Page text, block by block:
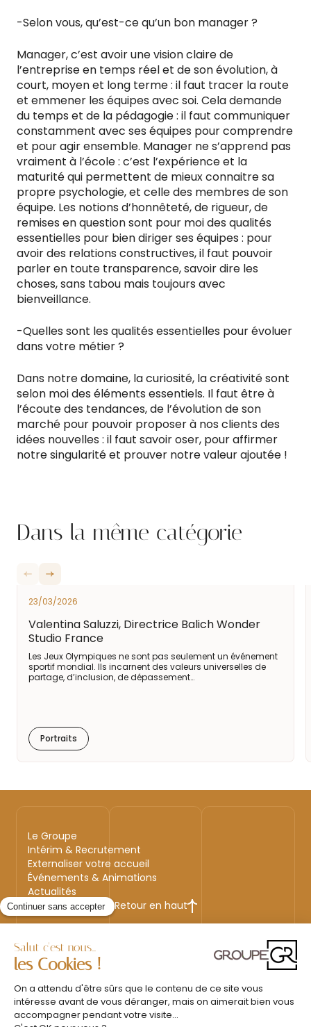
-Selon vous, qu’est-ce qu’un bon manager ?
Manager, c’est avoir une vision claire de
l’entreprise en temps réel et de son évolution, à
court, moyen et long terme : il faut tracer la route
et emmener les équipes avec soi. Cela demande
du temps et de la pédagogie : il faut communiquer
constamment avec ses équipes pour comprendre
et pour agir ensemble. Manager ne s’apprend pas
vraiment à l’école : c’est l’expérience et la
maturité qui permettent de mieux connaitre sa
propre psychologie, et celle des membres de son
équipe. Les notions d’honnêteté, de rigueur, de
remises en question sont pour moi des qualités
essentielles pour bien diriger ses équipes : pour
avoir des relations constructives, il faut pouvoir
parler en toute transparence, savoir dire les
choses, sans tabou mais toujours avec
bienveillance.
-Quelles sont les qualités essentielles pour évoluer
dans votre métier ?
Dans notre domaine, la curiosité, la créativité sont
selon moi des éléments essentiels. Il faut être à
l’écoute des tendances, de l’évolution de son
marché pour pouvoir proposer à nos clients des
idées nouvelles : il faut savoir oser, pour affirmer
notre singularité et prouver notre valeur ajoutée !
Dans la même catégorie
23/03/2026
Valentina Saluzzi, Directrice Balich Wonder
Studio France
Les Jeux Olympiques ne sont pas seulement un événement
sportif mondial. Ils incarnent des valeurs universelles de
partage, d’inclusion, de dépassement…
Portraits
Le Groupe
Intérim & Recrutement
Externaliser votre accueil
Événements & Animations
Actualités
Retour en haut